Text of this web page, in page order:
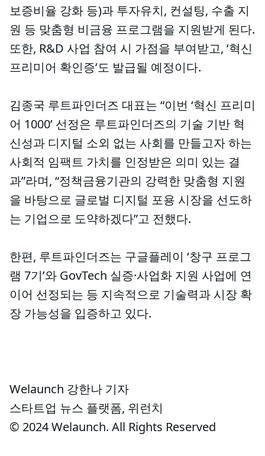
보증비율 강화 등)과 투자유치, 컨설팅, 수출 지
원 등 맞춤형 비금융 프로그램을 지원받게 된다.
또한, R&D 사업 참여 시 가점을 부여받고, ‘혁신
프리미어 확인증’도 발급될 예정이다.
김종국 루트파인더즈 대표는 “이번 ‘혁신 프리미
어 1000’ 선정은 루트파인더즈의 기술 기반 혁
신성과 디지털 소외 없는 사회를 만들고자 하는
사회적 임팩트 가치를 인정받은 의미 있는 결
과”라며, “정책금융기관의 강력한 맞춤형 지원
을 바탕으로 글로벌 디지털 포용 시장을 선도하
는 기업으로 도약하겠다”고 전했다.
한편, 루트파인더즈는 구글플레이 ‘창구 프로그
램 7기’와 GovTech 실증·사업화 지원 사업에 연
이어 선정되는 등 지속적으로 기술력과 시장 확
장 가능성을 입증하고 있다.
Welaunch 강한나 기자
스타트업 뉴스 플랫폼, 위런치
© 2024 Welaunch. All Rights Reserved